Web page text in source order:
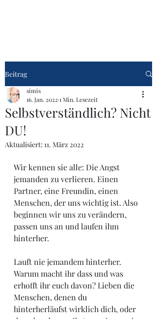
Beitrag
Selbstverständlich? Nicht
DU!
simis
16. Jan. 2022 1 Min. Lesezeit
Aktualisiert: 11. März 2022
Wir kennen sie alle: Die Angst
jemanden zu verlieren. Einen
Partner, eine Freundin, einen
Menschen, der uns wichtig ist. Also
beginnen wir uns zu verändern,
passen uns an und laufen ihm
hinterher.
Lauft nie jemandem hinterher.
Warum macht ihr dass und was
erhofft ihr euch davon? Lieben die
Menschen, denen du
hinterherläufst wirklich dich, oder